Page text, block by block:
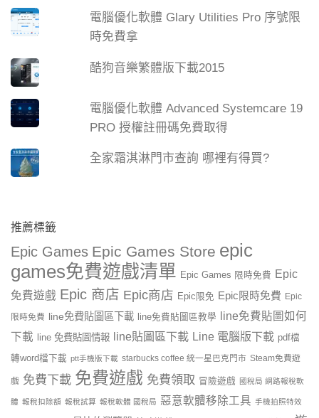
電腦優化軟體 Glary Utilities Pro 序號限
時免費拿
酷狗音樂繁體版下載2015
電腦優化軟體 Advanced Systemcare 19
PRO 授權註冊碼免費取得
全家霜淇淋門市查詢 哪裡有得買?
推薦標籤
Epic Games Epic Games Store epic
games免費遊戲清單 Epic Games 限時免費 Epic
免費遊戲 Epic 商店 Epic商店 Epic限免 Epic限時免費 Epic
限時免費 line免費貼圖區下載 line免費貼圖區教學
line免費貼圖如何
下載
line 免費貼圖情報 line貼圖區下載 Line 電腦版下載 pdf檔
轉word檔下載 ptt手機版下載 starbucks coffee 統一星巴克門市 Steam免費遊
戲 免費下載 免費遊戲 免費領取 冒險遊戲 國稅局 網路報稅軟
體 報稅扣除額 報稅試算 報稅軟體 國稅局 惡意軟體移除工具 手機拍照特效